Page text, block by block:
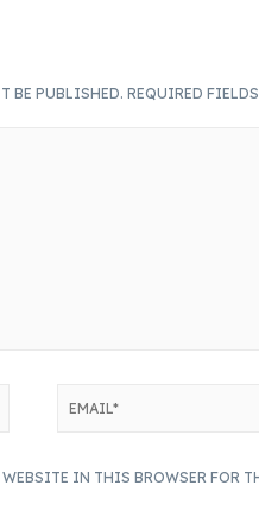
BE PUBLISHED. REQUIRED
IN THIS BROWSER FOR